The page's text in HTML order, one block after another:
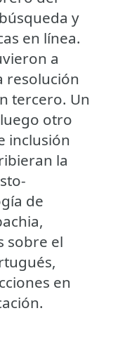
y
en línea.
a
resolución
tercero. Un
otro
inclusión
la
de
sobre el
en